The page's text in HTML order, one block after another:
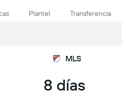
Plantel Transferencia
MLS
8 días